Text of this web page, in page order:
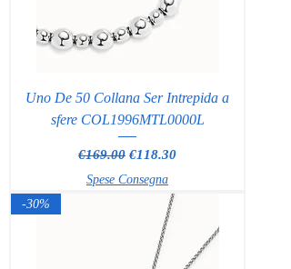
Uno De 50 Collana Ser Intrepida a
sfere COL1996MTL0000L
Regular Price
€169.00 Sale Price
€118.30
Spese Consegna
-30%